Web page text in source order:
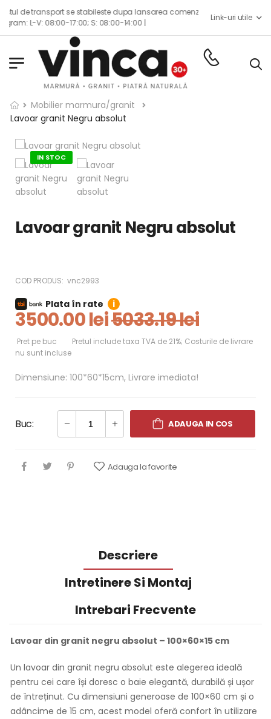
transport se stabileste dupa lansarea comenzii impreuna cu echipa
L-V: 08:00-17:00; S: 08:00-14:00 |
Link-uri utile
Mobilier marmura/granit
Lavoar granit Negru absolut
IN STOC
Lavoar granit Negru absolut
COD PRODUS: vnc2993
Plata în rate i
3500.00 lei5033.19 lei
Pret pe buc
Pretul include taxa TVA de 21%; Costurile de livrare
nu sunt incluse
Dimensiune: 100*60*15cm, Livrare imediata!
Buc: ADAUGA IN COS
Adauga la favorite
Descriere
Intretinere Si Montaj
Intrebari Frecvente
Lavoar din granit negru absolut – 100×60×15 cm
Un lavoar din granit negru absolut este alegerea ideală
pentru cei care își doresc o baie elegantă, durabilă și ușor
de întreținut. Cu dimensiuni generoase de 100×60 cm și o
adâncime de 15 cm, acest model oferă confort în utilizare